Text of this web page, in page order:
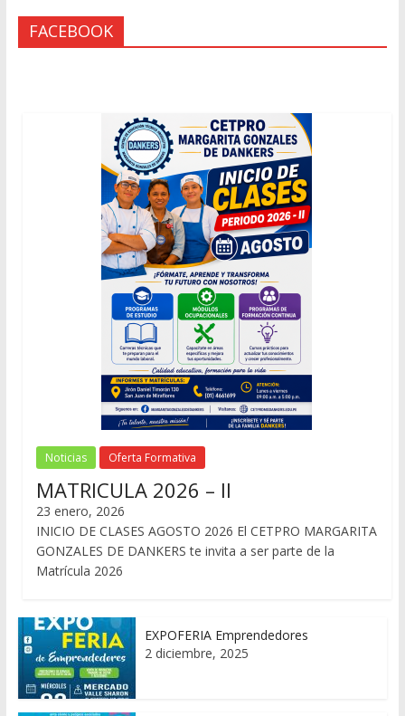
FACEBOOK
Noticias Oferta Formativa
MATRICULA 2026 – II
23 enero, 2026
INICIO DE CLASES AGOSTO 2026 El CETPRO MARGARITA
GONZALES DE DANKERS te invita a ser parte de la
Matrícula 2026
EXPOFERIA Emprendedores
2 diciembre, 2025